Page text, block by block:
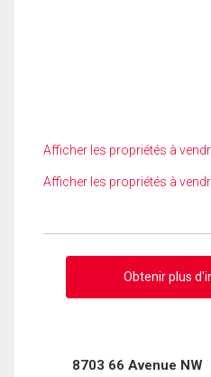
Afficher les propriétés à
Afficher les propriétés à
Obtenir plus
8703 66 Avenue NW